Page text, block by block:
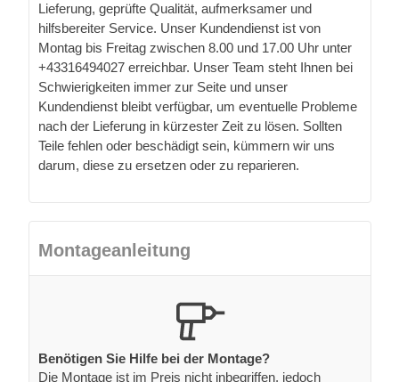
Lieferung, geprüfte Qualität, aufmerksamer und
hilfsbereiter Service. Unser Kundendienst ist von
Montag bis Freitag zwischen 8.00 und 17.00 Uhr unter
+43316494027 erreichbar. Unser Team steht Ihnen bei
Schwierigkeiten immer zur Seite und unser
Kundendienst bleibt verfügbar, um eventuelle Probleme
nach der Lieferung in kürzester Zeit zu lösen. Sollten
Teile fehlen oder beschädigt sein, kümmern wir uns
darum, diese zu ersetzen oder zu reparieren.
Montageanleitung
Benötigen Sie Hilfe bei der Montage?
Die Montage ist im Preis nicht inbegriffen, jedoch